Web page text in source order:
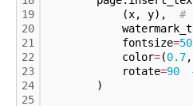
19
20
21
22
23
24
25
(x, y), #
fontsize=50
color=(0. 7,
rotate=90
)